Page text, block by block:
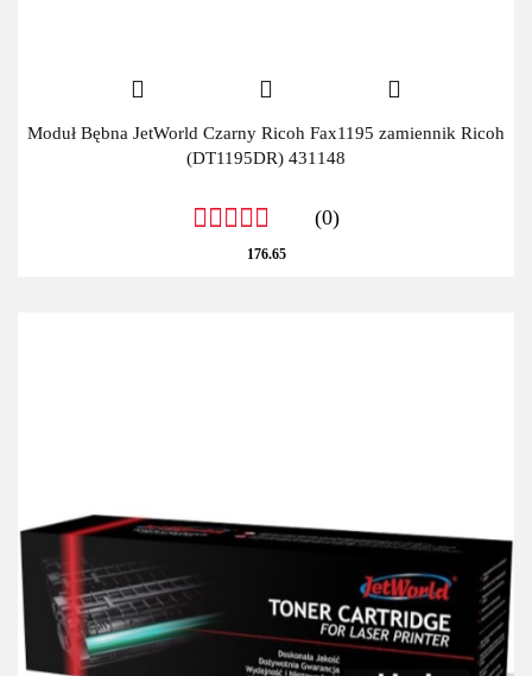
Moduł Bębna JetWorld Czarny Ricoh Fax1195 zamiennik Ricoh
(DT1195DR) 431148
(0)
176.65